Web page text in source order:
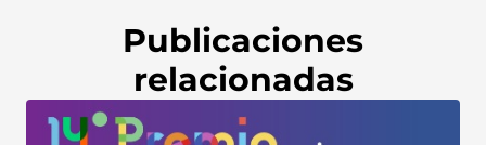
Publicaciones
relacionadas